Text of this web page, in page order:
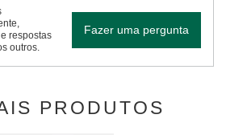
respostas
outros.
Fazer uma pergunta
PRODUTOS